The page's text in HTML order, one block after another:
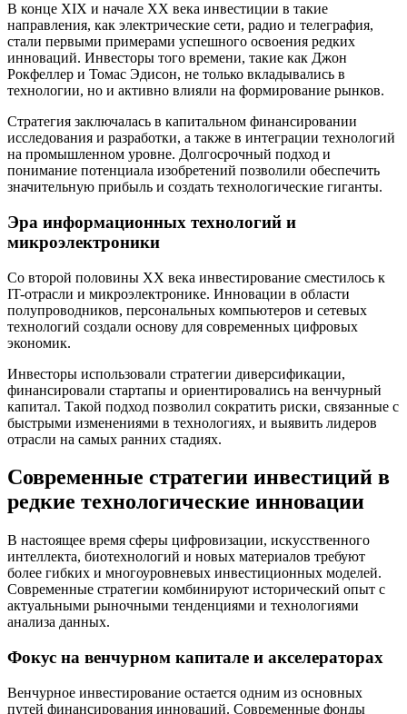
В конце XIX и начале XX века инвестиции в такие
направления, как электрические сети, радио и телеграфия,
стали первыми примерами успешного освоения редких
инноваций. Инвесторы того времени, такие как Джон
Рокфеллер и Томас Эдисон, не только вкладывались в
технологии, но и активно влияли на формирование рынков.
Стратегия заключалась в капитальном финансировании
исследования и разработки, а также в интеграции технологий
на промышленном уровне. Долгосрочный подход и
понимание потенциала изобретений позволили обеспечить
значительную прибыль и создать технологические гиганты.
Эра информационных технологий и
микроэлектроники
Со второй половины XX века инвестирование сместилось к
IT-отрасли и микроэлектронике. Инновации в области
полупроводников, персональных компьютеров и сетевых
технологий создали основу для современных цифровых
экономик.
Инвесторы использовали стратегии диверсификации,
финансировали стартапы и ориентировались на венчурный
капитал. Такой подход позволил сократить риски, связанные с
быстрыми изменениями в технологиях, и выявить лидеров
отрасли на самых ранних стадиях.
Современные стратегии инвестиций в
редкие технологические инновации
В настоящее время сферы цифровизации, искусственного
интеллекта, биотехнологий и новых материалов требуют
более гибких и многоуровневых инвестиционных моделей.
Современные стратегии комбинируют исторический опыт с
актуальными рыночными тенденциями и технологиями
анализа данных.
Фокус на венчурном капитале и акселераторах
Венчурное инвестирование остается одним из основных
путей финансирования инноваций. Современные фонды